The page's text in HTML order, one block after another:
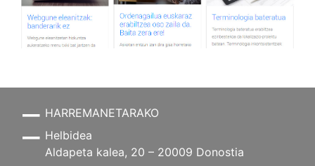
HARREMANETARAKO
Helbidea
Aldapeta kalea, 20 – 20009 Donostia